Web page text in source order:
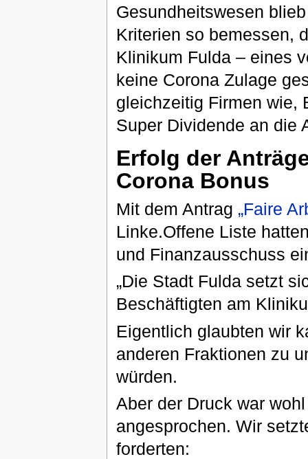
Gesundheitswesen
Kriterien so bemessen,
Klinikum Fulda – eines
keine Corona Zulage
gleichzeitig Firmen wie,
Super Dividende an die
Erfolg der
Corona Bonus
Mit dem Antrag „Faire
Linke.Offene Liste
und Finanzausschuss
„Die Stadt Fulda setzt
Beschäftigten am
Eigentlich glaubten wir
anderen Fraktionen zu
würden.
Aber der Druck war
angesprochen. Wir
forderten: